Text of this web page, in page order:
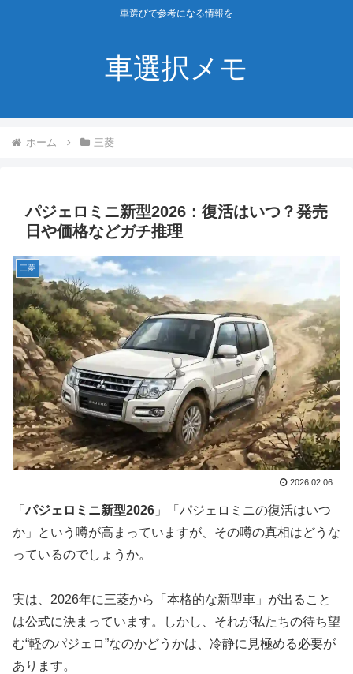
車選びで参考になる情報を
車選択メモ
ホーム 三菱
パジェロミニ新型2026：復活はいつ？発売
日や価格などガチ推理
三菱
2026.02.06
「パジェロミニ新型2026 」「パジェロミニの復活はいつ
か」という噂が高まっていますが、その噂の真相はどうな
っているのでしょうか。
実は、2026年に三菱から「本格的な新型車」が出ること
は公式に決まっています。しかし、それが私たちの待ち望
む“軽のパジェロ”なのかどうかは、冷静に見極める必要が
あります。